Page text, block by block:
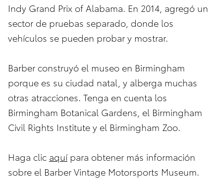
Indy Grand Prix of Alabama. En 2014, agregó un
sector de pruebas separado, donde los
vehículos se pueden probar y mostrar.
Barber construyó el museo en Birmingham
porque es su ciudad natal, y alberga muchas
otras atracciones. Tenga en cuenta los
Birmingham Botanical Gardens, el Birmingham
Civil Rights Institute y el Birmingham Zoo.
Haga clic aquípara obtener más información
sobre el Barber Vintage Motorsports Museum.